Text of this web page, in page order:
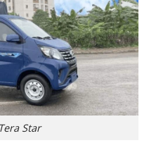
Star